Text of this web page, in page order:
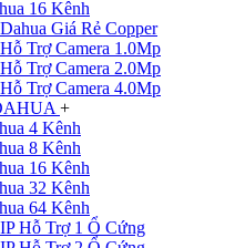
16 Kênh
Giá Rẻ Copper
Trợ Camera 1.0Mp
Trợ Camera 2.0Mp
Trợ Camera 4.0Mp
+
4 Kênh
8 Kênh
16 Kênh
32 Kênh
64 Kênh
Hỗ Trợ 1 Ổ Cứng